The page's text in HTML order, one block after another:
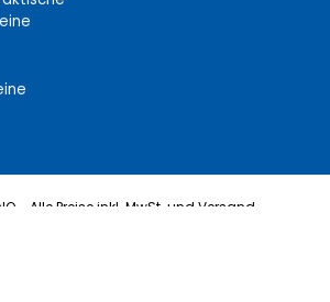
- Alle Preise inkl. MwSt. und Versand